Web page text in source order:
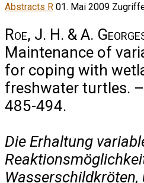
Abstracts R 01. Mai 2009
Roe, J. H. & A.
Maintenance of
for coping with
freshwater turtles.
485-494.
Die Erhaltung